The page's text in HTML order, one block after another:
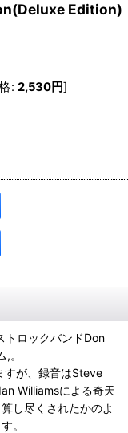
Edition)
: 2,530円]
トロックバンドDon
。
が、録音はSteve
Williamsによる奇天
し尽くされたかのよ
。